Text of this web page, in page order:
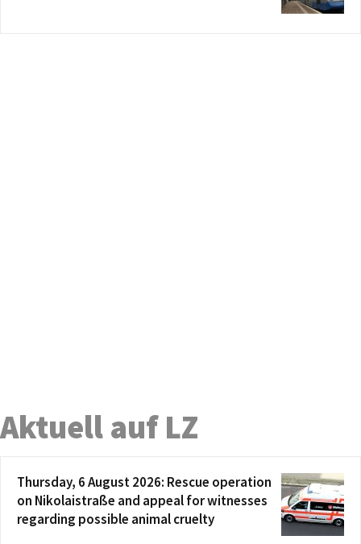
Aktuell auf LZ
Thursday, 6 August 2026: Rescue operation
on Nikolaistraße and appeal for witnesses
regarding possible animal cruelty